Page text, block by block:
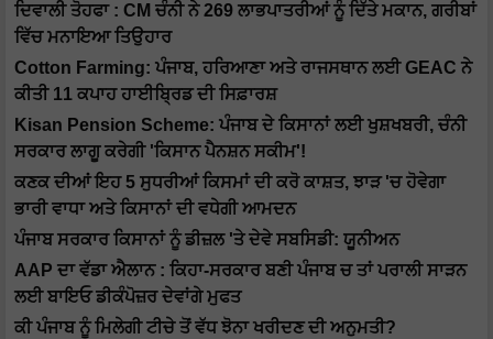
ਦਿਵਾਲੀ ਤੋਹਫਾ : CM ਚੰਨੀ ਨੇ 269 ਲਾਭਪਾਤਰੀਆਂ ਨੂੰ ਦਿੱਤੇ ਮਕਾਨ, ਗਰੀਬਾਂ
ਵਿੱਚ ਮਨਾਇਆ ਤਿਉਹਾਰ
Cotton Farming: ਪੰਜਾਬ, ਹਰਿਆਣਾ ਅਤੇ ਰਾਜਸਥਾਨ ਲਈ GEAC ਨੇ
ਕੀਤੀ 11 ਕਪਾਹ ਹਾਈਬ੍ਰਿਡ ਦੀ ਸਿਫ਼ਾਰਸ਼
Kisan Pension Scheme: ਪੰਜਾਬ ਦੇ ਕਿਸਾਨਾਂ ਲਈ ਖੁਸ਼ਖਬਰੀ, ਚੰਨੀ
ਸਰਕਾਰ ਲਾਗੂ ਕਰੇਗੀ 'ਕਿਸਾਨ ਪੈਨਸ਼ਨ ਸਕੀਮ'!
ਕਣਕ ਦੀਆਂ ਇਹ 5 ਸੁਧਰੀਆਂ ਕਿਸਮਾਂ ਦੀ ਕਰੋ ਕਾਸ਼ਤ, ਝਾੜ 'ਚ ਹੋਵੇਗਾ
ਭਾਰੀ ਵਾਧਾ ਅਤੇ ਕਿਸਾਨਾਂ ਦੀ ਵਧੇਗੀ ਆਮਦਨ
ਪੰਜਾਬ ਸਰਕਾਰ ਕਿਸਾਨਾਂ ਨੂੰ ਡੀਜ਼ਲ 'ਤੇ ਦੇਵੇ ਸਬਸਿਡੀ: ਯੂਨੀਅਨ
AAP ਦਾ ਵੱਡਾ ਐਲਾਨ : ਕਿਹਾ-ਸਰਕਾਰ ਬਣੀ ਪੰਜਾਬ ਚ ਤਾਂ ਪਰਾਲੀ ਸਾੜਨ
ਲਈ ਬਾਇਓ ਡੀਕੰਪੋਜ਼ਰ ਦੇਵਾਂਗੇ ਮੁਫਤ
ਕੀ ਪੰਜਾਬ ਨੂੰ ਮਿਲੇਗੀ ਟੀਚੇ ਤੋਂ ਵੱਧ ਝੋਨਾ ਖਰੀਦਣ ਦੀ ਅਨੁਮਤੀ?